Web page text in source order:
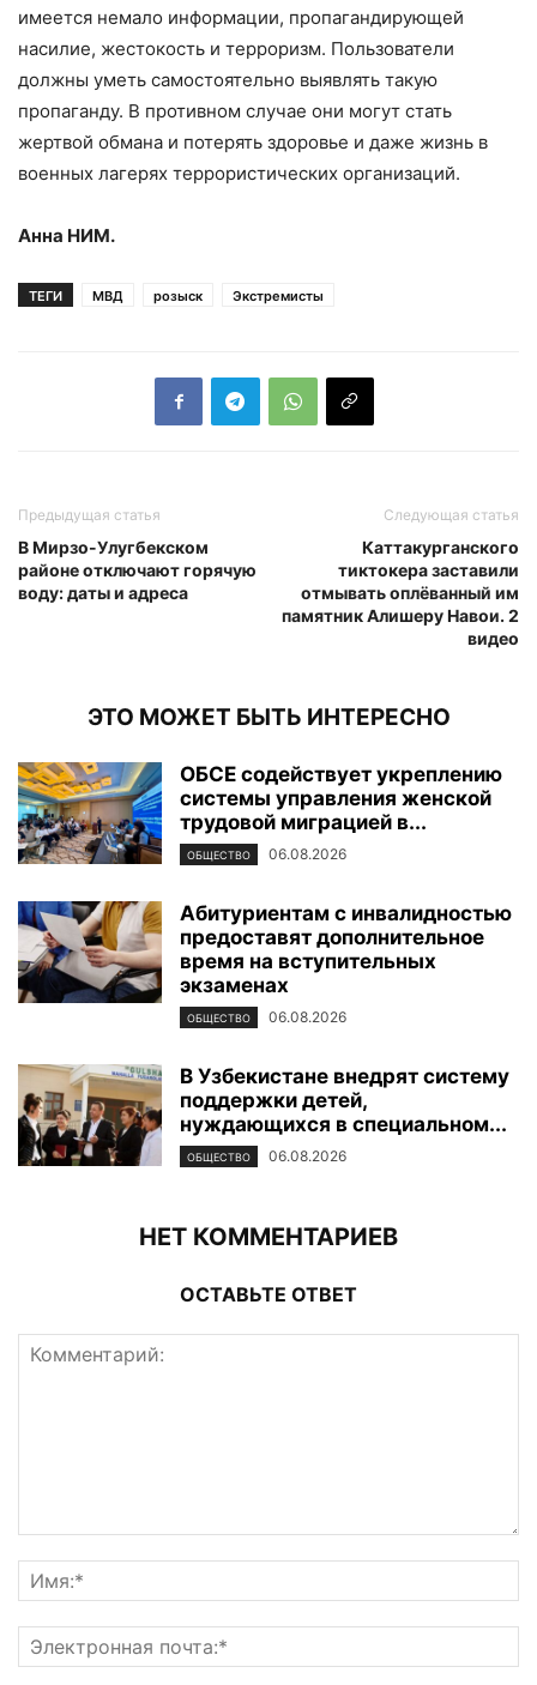
имеется немало информации, пропагандирующей
насилие, жестокость и терроризм. Пользователи
должны уметь самостоятельно выявлять такую
пропаганду. В противном случае они могут стать
жертвой обмана и потерять здоровье и даже жизнь в
военных лагерях террористических организаций.
Анна НИМ.
ТЕГИ МВД розыск Экстремисты
Предыдущая статья
В Мирзо-Улугбекском
районе отключают горячую
воду: даты и адреса
Следующая статья
Каттакурганского
тиктокера заставили
отмывать оплёванный им
памятник Алишеру Навои. 2
видео
ЭТО МОЖЕТ БЫТЬ ИНТЕРЕСНО
ОБСЕ содействует укреплению
системы управления женской
трудовой миграцией в...
ОБЩЕСТВО 06.08.2026
Абитуриентам с инвалидностью
предоставят дополнительное
время на вступительных
экзаменах
ОБЩЕСТВО 06.08.2026
В Узбекистане внедрят систему
поддержки детей,
нуждающихся в специальном...
ОБЩЕСТВО 06.08.2026
НЕТ КОММЕНТАРИЕВ
ОСТАВЬТЕ ОТВЕТ